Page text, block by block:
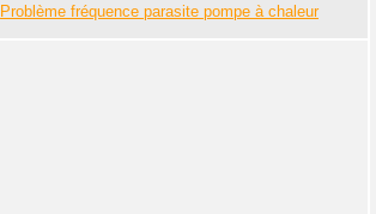
Problème fréquence parasite pompe à chaleur